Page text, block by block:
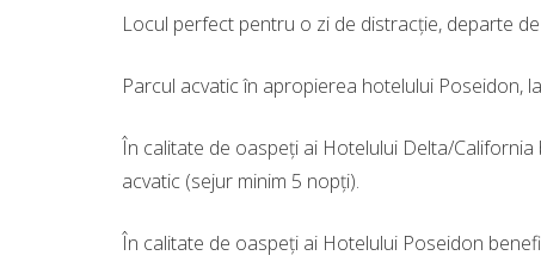
Locul perfect pentru o zi de distracţie, departe
Parcul acvatic în apropierea hotelului Poseidon,
În calitate de oaspeți ai Hotelului Delta/
acvatic (sejur minim 5 nopți).
În calitate de oaspeți ai Hotelului Poseidon